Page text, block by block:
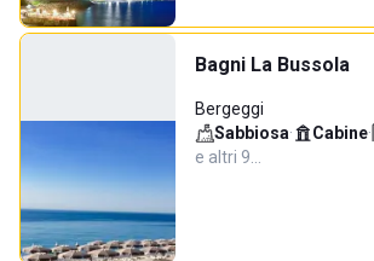
Bagni La Bussola
Bergeggi
Sabbiosa· Cabine·
e altri 9…